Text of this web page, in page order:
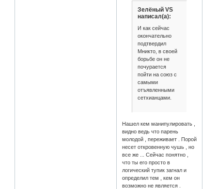
Зелёный VS
написал(а):
И как сейчас
окончательно
подтвердил
Мникто, в своей
борьбе он не
почурается
пойти на союз с
самыми
отъявленными
сетхианцами.
Нашел кем манипулировать ,
видно ведь что парень
молодой , переживает . Порой
несет откровенную чушь , но
все же ... Сейчас понятно ,
что ты его просто в
логический тупик загнал и
определил тем , кем он
возможно не является .